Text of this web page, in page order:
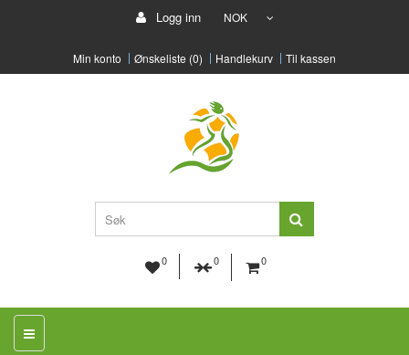
Logg inn NOK
Min konto Ønskeliste (0) Handlekurv Til kassen
0 0 0